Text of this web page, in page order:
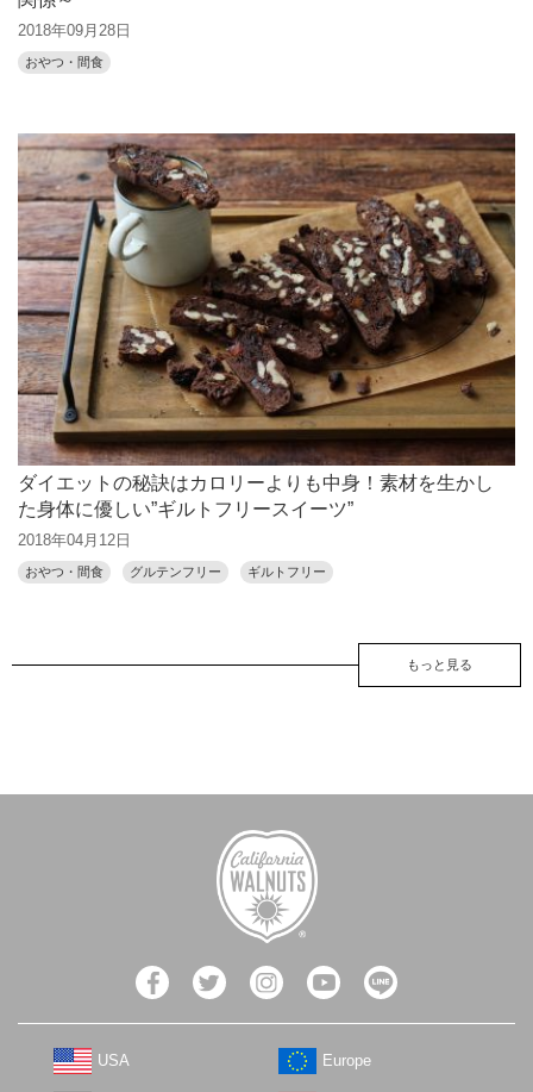
2018年09月28日
おやつ・間食
ダイエットの秘訣はカロリーよりも中身！素材を生かし
た身体に優しい”ギルトフリースイーツ”
2018年04月12日
おやつ・間食 グルテンフリー ギルトフリー
もっと見る
USA Europe